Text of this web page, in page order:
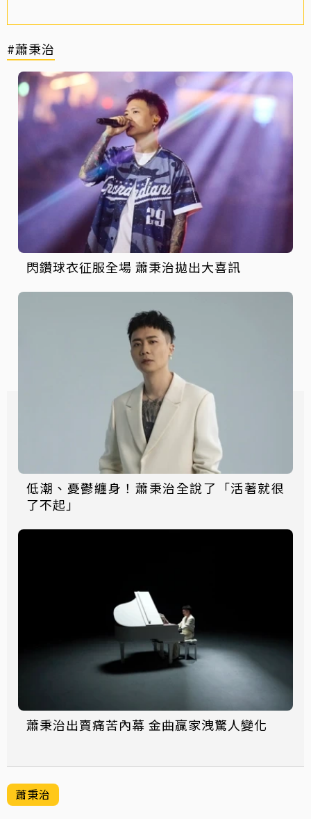
#蕭秉治
閃鑽球衣征服全場 蕭秉治拋出大喜訊
低潮、憂鬱纏身！蕭秉治全說了「活著就很
了不起」
蕭秉治出賣痛苦內幕 金曲贏家洩驚人變化
蕭秉治